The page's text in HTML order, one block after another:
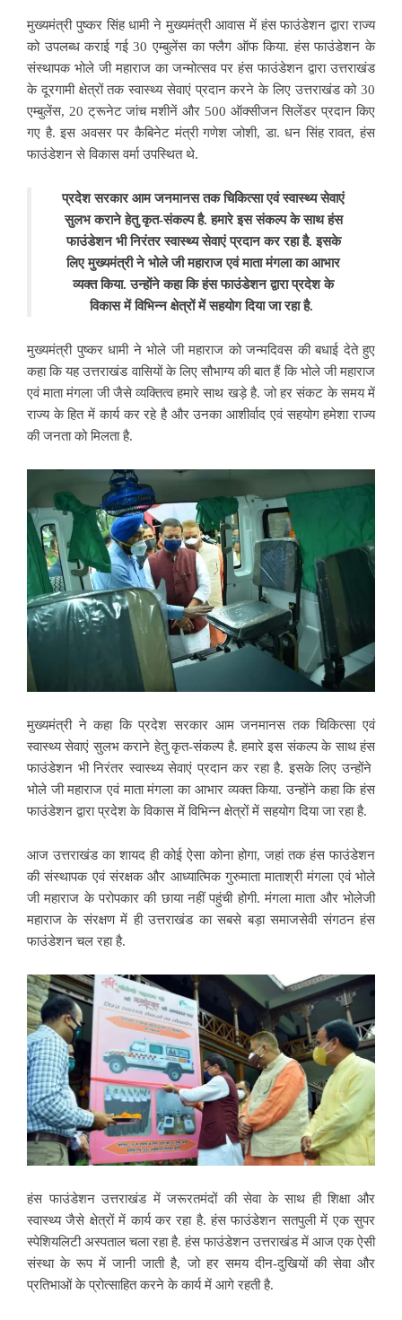
मुख्यमंत्री पुष्कर सिंह धामी ने मुख्यमंत्री आवास में हंस फाउंडेशन द्वारा राज्य
को उपलब्ध कराई गई 30 एम्बुलेंस का फ्लैग ऑफ किया. हंस फाउंडेशन के
संस्थापक भोले जी महाराज का जन्मोत्सव पर हंस फाउंडेशन द्वारा उत्तराखंड
के दूरगामी क्षेत्रों तक स्वास्थ्य सेवाएं प्रदान करने के लिए उत्तराखंड को 30
एम्बुलेंस, 20 ट्रूनेट जांच मशीनें और 500 ऑक्सीजन सिलेंडर प्रदान किए
गए है. इस अवसर पर कैबिनेट मंत्री गणेश जोशी, डा. धन सिंह रावत, हंस
फाउंडेशन से विकास वर्मा उपस्थित थे.
प्रदेश सरकार आम जनमानस तक चिकित्सा एवं स्वास्थ्य सेवाएं
सुलभ कराने हेतु कृत-संकल्प है. हमारे इस संकल्प के साथ हंस
फाउंडेशन भी निरंतर स्वास्थ्य सेवाएं प्रदान कर रहा है. इसके
लिए मुख्यमंत्री ने भोले जी महाराज एवं माता मंगला का आभार
व्यक्त किया. उन्होंने कहा कि हंस फाउंडेशन द्वारा प्रदेश के
विकास में विभिन्न क्षेत्रों में सहयोग दिया जा रहा है.
मुख्यमंत्री पुष्कर धामी ने भोले जी महाराज को जन्मदिवस की बधाई देते हुए
कहा कि यह उत्तराखंड वासियों के लिए सौभाग्य की बात हैं कि भोले जी महाराज
एवं माता मंगला जी जैसे व्यक्तित्व हमारे साथ खड़े है. जो हर संकट के समय में
राज्य के हित में कार्य कर रहे है और उनका आशीर्वाद एवं सहयोग हमेशा राज्य
की जनता को मिलता है.
मुख्यमंत्री ने कहा कि प्रदेश सरकार आम जनमानस तक चिकित्सा एवं
स्वास्थ्य सेवाएं सुलभ कराने हेतु कृत-संकल्प है. हमारे इस संकल्प के साथ हंस
फाउंडेशन भी निरंतर स्वास्थ्य सेवाएं प्रदान कर रहा है. इसके लिए उन्होंने
भोले जी महाराज एवं माता मंगला का आभार व्यक्त किया. उन्होंने कहा कि हंस
फाउंडेशन द्वारा प्रदेश के विकास में विभिन्न क्षेत्रों में सहयोग दिया जा रहा है.
आज उत्तराखंड का शायद ही कोई ऐसा कोना होगा, जहां तक हंस फाउंडेशन
की संस्थापक एवं संरक्षक और आध्यात्मिक गुरुमाता माताश्री मंगला एवं भोले
जी महाराज के परोपकार की छाया नहीं पहुंची होगी. मंगला माता और भोलेजी
महाराज के संरक्षण में ही उत्तराखंड का सबसे बड़ा समाजसेवी संगठन हंस
फाउंडेशन चल रहा है.
हंस फाउंडेशन उत्तराखंड में जरूरतमंदों की सेवा के साथ ही शिक्षा और
स्वास्थ्य जैसे क्षेत्रों में कार्य कर रहा है. हंस फाउंडेशन सतपुली में एक सुपर
स्पेशियलिटी अस्पताल चला रहा है. हंस फाउंडेशन उत्तराखंड में आज एक ऐसी
संस्था के रूप में जानी जाती है, जो हर समय दीन-दुखियों की सेवा और
प्रतिभाओं के प्रोत्साहित करने के कार्य में आगे रहती है.